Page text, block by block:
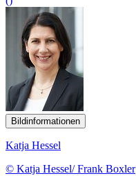
Bildinformationen
Katja Hessel
© Katja Hessel/ Frank Boxler